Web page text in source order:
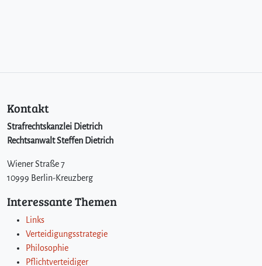
Kontakt
Strafrechtskanzlei Dietrich
Rechtsanwalt Steffen Dietrich
Wiener Straße 7
10999 Berlin-Kreuzberg
Interessante Themen
Links
Verteidigungsstrategie
Philosophie
Pflichtverteidiger